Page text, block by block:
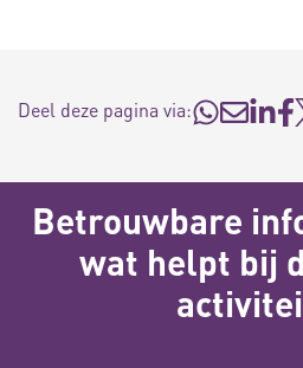
Deel deze pagina via:
Betrouwbare
wat helpt bij